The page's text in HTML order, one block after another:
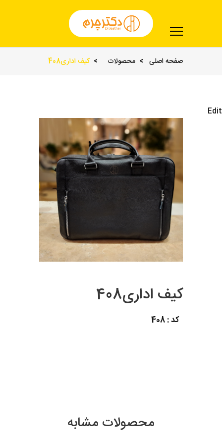
صفحه اصلی محصولات کیف اداری408
Edit
کیف اداری408
کد : 408
محصولات مشابه